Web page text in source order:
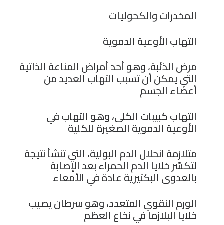
المخدرات والكحوليات
التهاب الأوعية الدموية
مرض الذئبة، وهو أحد أمراض المناعة الذاتية
التي يمكن أن تسبب التهاب العديد من
أعضاء الجسم
التهاب كبيبات الكلى، وهو التهاب في
الأوعية الدموية الصغيرة للكلية
متلازمة انحلال الدم البولية، التي تنشأ نتيجة
لتكسّر خلايا الدم الحمراء بعد الإصابة
بالعدوى البكتيرية عادة في الأمعاء
الورم النقوي المتعدد، وهو سرطان يصيب
خلايا البلازما في نخاع العظم